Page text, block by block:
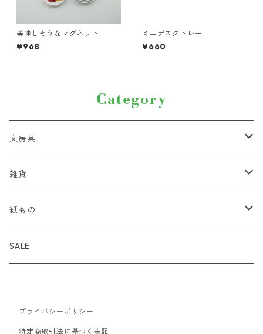
美味しそうなマグネット
¥968
ミニデスクトレー
¥660
Category
文房具
ペン
ハサミ・カッター
クリップ
鉛筆削り
雑貨
紐
ルーペ
その他
紙もの
シール
ポストカード
SALE
プライバシーポリシー
特定商取引法に基づく表記